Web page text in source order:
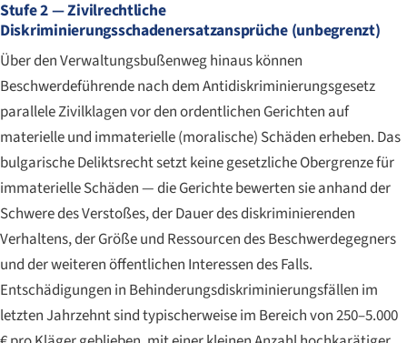
Stufe 2 — Zivilrechtliche
Diskriminierungsschadenersatzansprüche (unbegrenzt)
Über den Verwaltungsbußenweg hinaus können
Beschwerdeführende nach dem Antidiskriminierungsgesetz
parallele Zivilklagen vor den ordentlichen Gerichten auf
materielle und immaterielle (moralische) Schäden erheben. Das
bulgarische Deliktsrecht setzt keine gesetzliche Obergrenze für
immaterielle Schäden — die Gerichte bewerten sie anhand der
Schwere des Verstoßes, der Dauer des diskriminierenden
Verhaltens, der Größe und Ressourcen des Beschwerdegegners
und der weiteren öffentlichen Interessen des Falls.
Entschädigungen in Behinderungsdiskriminierungsfällen im
letzten Jahrzehnt sind typischerweise im Bereich von 250–5.000